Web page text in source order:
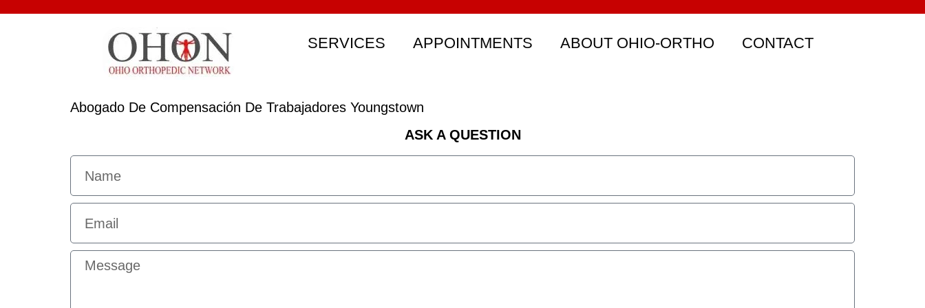
SERVICES APPOINTMENTS ABOUT OHIO-ORTHO CONTACT
Abogado De Compensación De Trabajadores Youngstown
ASK A QUESTION